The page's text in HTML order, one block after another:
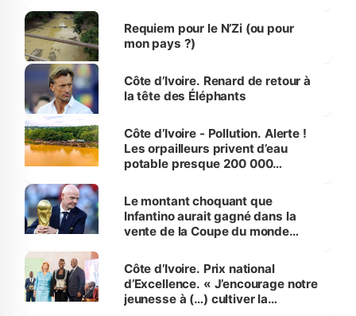
Requiem pour le N’Zi (ou pour
mon pays ?)
Côte d’Ivoire. Renard de retour à
la tête des Éléphants
Côte d’Ivoire - Pollution. Alerte !
Les orpailleurs privent d’eau
potable presque 200 000
Le montant choquant que
Infantino aurait gagné dans la
vente de la Coupe du monde
Côte d’Ivoire. Prix national
d’Excellence. « J’encourage notre
jeunesse à (…) cultiver la